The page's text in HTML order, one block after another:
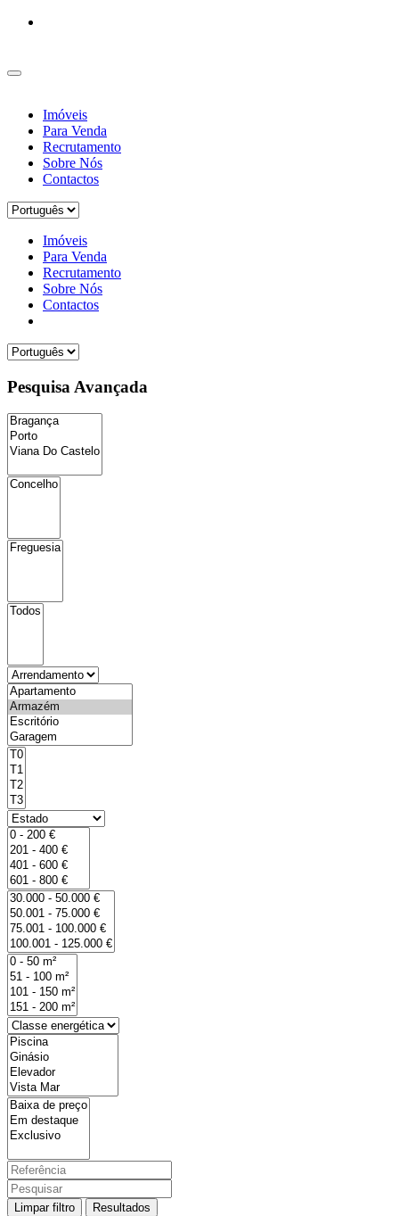
Imóveis
Para Venda
Recrutamento
Sobre Nós
Contactos
Imóveis
Para Venda
Recrutamento
Sobre Nós
Contactos
Pesquisa Avançada
Limpar filtro Resultados